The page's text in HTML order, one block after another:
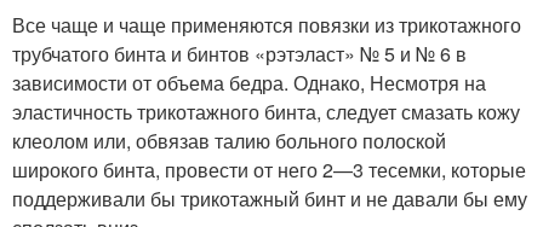
Все чаще и чаще применяются повязки из трикотажного
трубчатого бинта и бинтов «рэтэласт» № 5 и № 6 в
зависимости от объема бедра. Однако, Несмотря на
эластичность трикотажного бинта, следует смазать кожу
клеолом или, обвязав талию больного полоской
широкого бинта, провести от него 2—3 тесемки, которые
поддерживали бы трикотажный бинт и не давали бы ему